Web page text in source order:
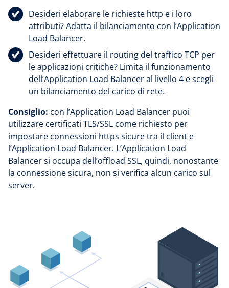
Desideri elaborare le richieste http e i loro
attributi? Adatta il bilanciamento con l’Application
Load Balancer.
Desideri effettuare il routing del traffico TCP per
le applicazioni critiche? Limita il funzionamento
dell’Application Load Balancer al livello 4 e scegli
un bilanciamento del carico di rete.
Consiglio: con l’Application Load Balancer puoi
utilizzare certificati TLS/SSL come richiesto per
impostare connessioni https sicure tra il client e
l’Application Load Balancer. L’Application Load
Balancer si occupa dell’offload SSL, quindi, nonostante
la connessione sicura, non si verifica alcun carico sul
server.